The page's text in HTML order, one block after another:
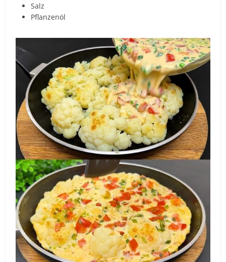
Salz
Pflanzenöl